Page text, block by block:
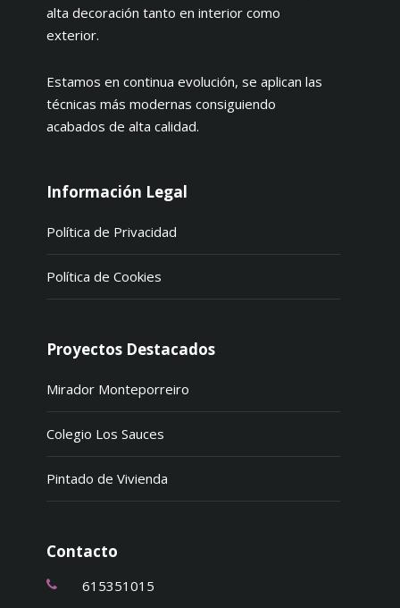
alta decoración tanto en interior como
exterior.
Estamos en continua evolución, se aplican las
técnicas más modernas consiguiendo
acabados de alta calidad.
Información Legal
Política de Privacidad
Política de Cookies
Proyectos Destacados
Mirador Monteporreiro
Colegio Los Sauces
Pintado de Vivienda
Contacto
615351015